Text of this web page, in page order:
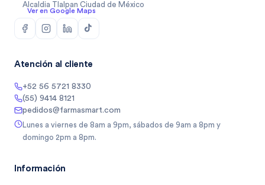
Alcaldia Tlalpan Ciudad de México
Ver en Google Maps
Atención al cliente
+52 56 5721 8330
(55) 9414 8121
pedidos@farmasmart.com
Lunes a viernes de 8am a 9pm, sábados de 9am a 8pm y
domingo 2pm a 8pm.
Información